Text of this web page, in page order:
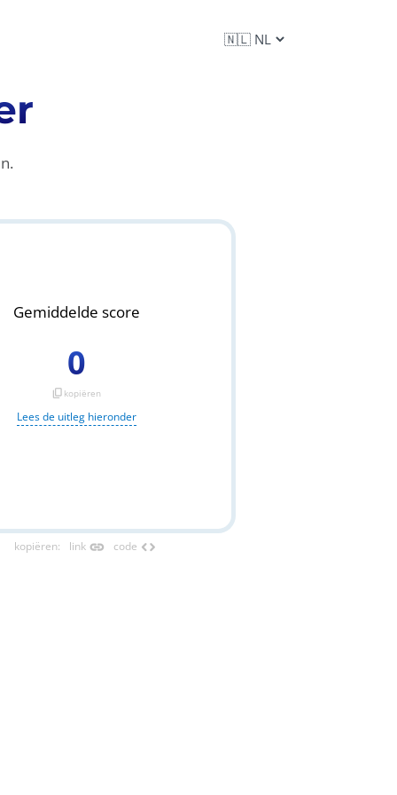
Gemiddelde score
0
content_copy kopiëren
Lees de uitleg hieronder
kopiëren: link link code code